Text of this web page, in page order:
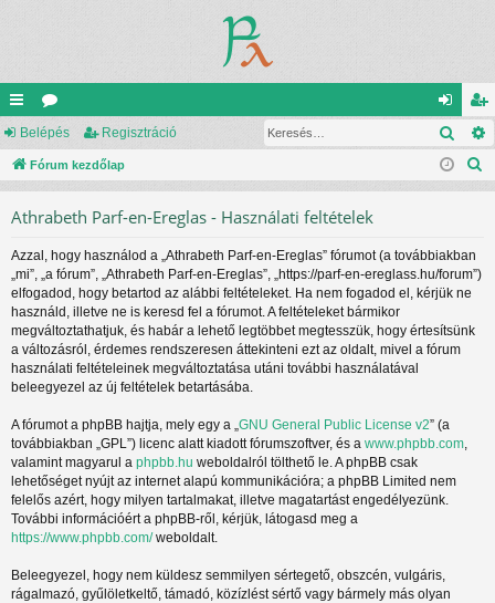
yo
rs
ór
u
el
ép
eg
is
ió
Belépés Regisztráció
Fórum kezdőlap
Athrabeth Parf-en-Ereglas - Használati feltételek
Azzal, hogy használod a „Athrabeth Parf-en-Ereglas” fórumot (a továbbiakban
„mi”, „a fórum”, „Athrabeth Parf-en-Ereglas”, „https://parf-en-ereglass.hu/forum”)
elfogadod, hogy betartod az alábbi feltételeket. Ha nem fogadod el, kérjük ne
használd, illetve ne is keresd fel a fórumot. A feltételeket bármikor
megváltoztathatjuk, és habár a lehető legtöbbet megtesszük, hogy értesítsünk
a változásról, érdemes rendszeresen áttekinteni ezt az oldalt, mivel a fórum
használati feltételeinek megváltoztatása utáni további használatával
beleegyezel az új feltételek betartásába.
A fórumot a phpBB hajtja, mely egy a „ GNU General Public License v2” (a
továbbiakban „GPL”) licenc alatt kiadott fórumszoftver, és a www.phpbb.com
valamint magyarul a phpbb.hu weboldalról tölthető le. A phpBB csak
lehetőséget nyújt az internet alapú kommunikációra; a phpBB Limited nem
felelős azért, hogy milyen tartalmakat, illetve magatartást engedélyezünk.
További információért a phpBB-ről, kérjük, látogasd meg a
https://www.phpbb.com/weboldalt.
Beleegyezel, hogy nem küldesz semmilyen sértegető, obszcén, vulgáris,
rágalmazó, gyűlöletkeltő, támadó, közízlést sértő vagy bármely más olyan